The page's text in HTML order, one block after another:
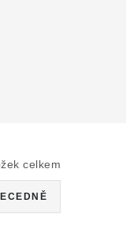
celkem